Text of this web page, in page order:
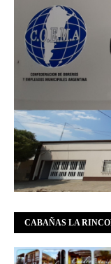
CABAÑAS LA